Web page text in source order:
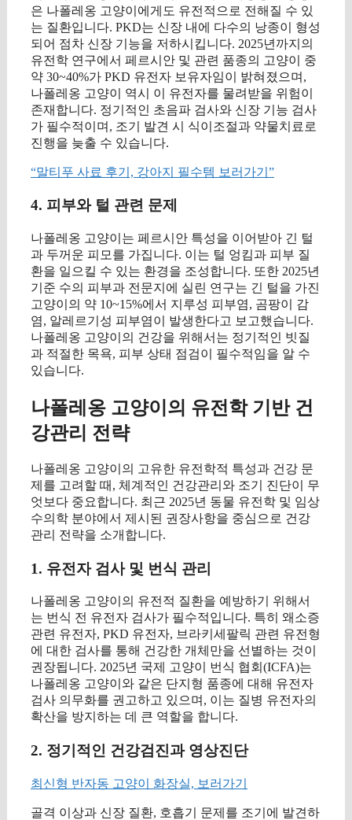
은 나폴레옹 고양이에게도 유전적으로 전해질 수 있
는 질환입니다. PKD는 신장 내에 다수의 낭종이 형성
되어 점차 신장 기능을 저하시킵니다. 2025년까지의
유전학 연구에서 페르시안 및 관련 품종의 고양이 중
약 30~40%가 PKD 유전자 보유자임이 밝혀졌으며,
나폴레옹 고양이 역시 이 유전자를 물려받을 위험이
존재합니다. 정기적인 초음파 검사와 신장 기능 검사
가 필수적이며, 조기 발견 시 식이조절과 약물치료로
진행을 늦출 수 있습니다.
“말티푸 사료 후기, 강아지 필수템 보러가기”
4. 피부와 털 관련 문제
나폴레옹 고양이는 페르시안 특성을 이어받아 긴 털
과 두꺼운 피모를 가집니다. 이는 털 엉킴과 피부 질
환을 일으킬 수 있는 환경을 조성합니다. 또한 2025년
기준 수의 피부과 전문지에 실린 연구는 긴 털을 가진
고양이의 약 10~15%에서 지루성 피부염, 곰팡이 감
염, 알레르기성 피부염이 발생한다고 보고했습니다.
나폴레옹 고양이의 건강을 위해서는 정기적인 빗질
과 적절한 목욕, 피부 상태 점검이 필수적임을 알 수
있습니다.
나폴레옹 고양이의 유전학 기반 건
강관리 전략
나폴레옹 고양이의 고유한 유전학적 특성과 건강 문
제를 고려할 때, 체계적인 건강관리와 조기 진단이 무
엇보다 중요합니다. 최근 2025년 동물 유전학 및 임상
수의학 분야에서 제시된 권장사항을 중심으로 건강
관리 전략을 소개합니다.
1. 유전자 검사 및 번식 관리
나폴레옹 고양이의 유전적 질환을 예방하기 위해서
는 번식 전 유전자 검사가 필수적입니다. 특히 왜소증
관련 유전자, PKD 유전자, 브라키세팔릭 관련 유전형
에 대한 검사를 통해 건강한 개체만을 선별하는 것이
권장됩니다. 2025년 국제 고양이 번식 협회(ICFA)는
나폴레옹 고양이와 같은 단지형 품종에 대해 유전자
검사 의무화를 권고하고 있으며, 이는 질병 유전자의
확산을 방지하는 데 큰 역할을 합니다.
2. 정기적인 건강검진과 영상진단
최신형 반자동 고양이 화장실, 보러가기
골격 이상과 신장 질환, 호흡기 문제를 조기에 발견하